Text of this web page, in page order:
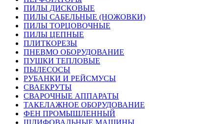
ПИЛЫ ДИСКОВЫЕ
ПИЛЫ САБЕЛЬНЫЕ (НОЖОВКИ)
ПИЛЫ ТОРЦОВОЧНЫЕ
ПИЛЫ ЦЕПНЫЕ
ПЛИТКОРЕЗЫ
ПНЕВМО ОБОРУДОВАНИЕ
ПУШКИ ТЕПЛОВЫЕ
ПЫЛЕСОСЫ
РУБАНКИ И РЕЙСМУСЫ
СВАЕКРУТЫ
СВАРОЧНЫЕ АППАРАТЫ
ТАКЕЛАЖНОЕ ОБОРУДОВАНИЕ
ФЕН ПРОМЫШЛЕННЫЙ
ШЛИФОВАЛЬНЫЕ МАШИНЫ